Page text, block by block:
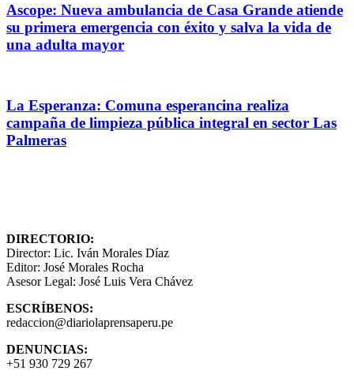
Ascope: Nueva ambulancia de Casa Grande atiende
su primera emergencia con éxito y salva la vida de
una adulta mayor
La Esperanza: Comuna esperancina realiza
campaña de limpieza pública integral en sector Las
Palmeras
DIRECTORIO:
Director: Lic. Iván Morales Díaz
Editor: José Morales Rocha
Asesor Legal: José Luis Vera Chávez
ESCRÍBENOS:
redaccion@diariolaprensaperu.pe
DENUNCIAS:
+51 930 729 267